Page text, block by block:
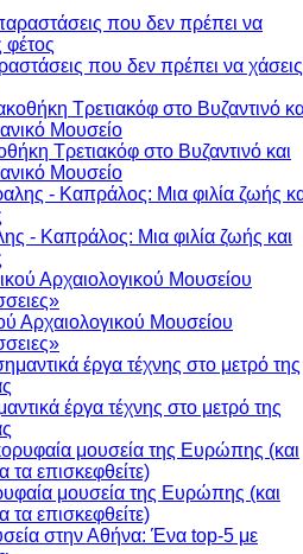
που δεν πρέπει να χάσεις
Τρετιακόφ στο Βυζαντινό και
Μουσείο
- Καπράλος: Μια φιλία ζωής και
Αρχαιολογικού Μουσείου
έργα τέχνης στο μετρό της
μουσεία της Ευρώπης (και
τα επισκεφθείτε)